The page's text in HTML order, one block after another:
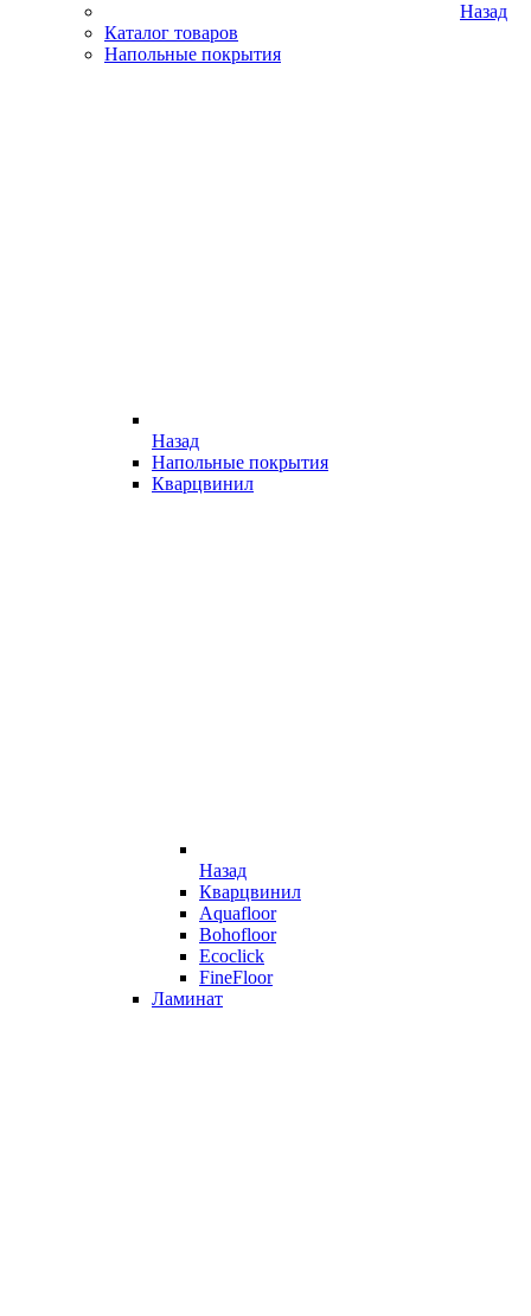
Назад
Каталог товаров
Напольные покрытия
Назад
Напольные покрытия
Кварцвинил
Назад
Кварцвинил
Aquafloor
Bohofloor
Ecoclick
FineFloor
Ламинат